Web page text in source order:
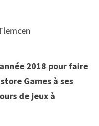
2018 pour faire
Games à ses
de jeux à